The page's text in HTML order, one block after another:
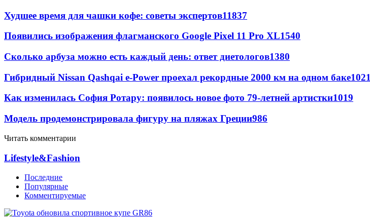
Худшее время для чашки кофе: советы экспертов11837
Появились изображения флагманского Google Pixel 11 Pro XL1540
Сколько арбуза можно есть каждый день: ответ диетологов1380
Гибридный Nissan Qashqai e-Power проехал рекордные 2000 км на одном баке1021
Как изменилась София Ротару: появилось новое фото 79-летней артистки1019
Модель продемонстрировала фигуру на пляжах Греции986
Читать комментарии
Lifestyle&Fashion
Последние
Популярные
Комментируемые